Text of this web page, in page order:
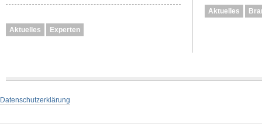
Aktuelles Experten
Aktuelles
Datenschutzerklärung